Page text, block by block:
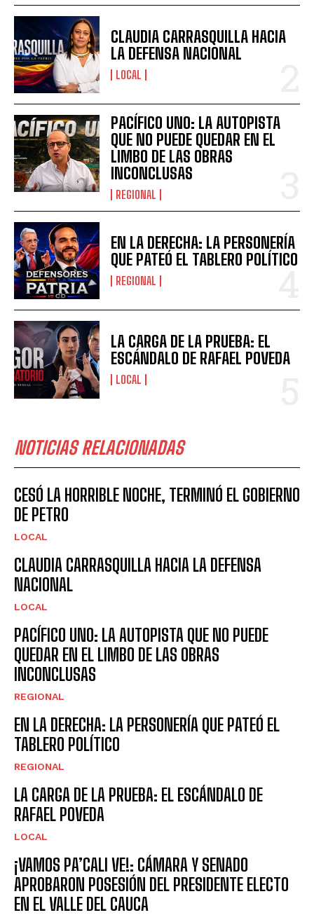
CLAUDIA CARRASQUILLA HACIA
LA DEFENSA NACIONAL
LOCAL
PACÍFICO UNO: LA AUTOPISTA
QUE NO PUEDE QUEDAR EN EL
LIMBO DE LAS OBRAS
INCONCLUSAS
REGIONAL
EN LA DERECHA: LA PERSONERÍA
QUE PATEÓ EL TABLERO POLÍTICO
REGIONAL
LA CARGA DE LA PRUEBA: EL
ESCÁNDALO DE RAFAEL POVEDA
LOCAL
NOTICIAS RELACIONADAS
CESÓ LA HORRIBLE NOCHE, TERMINÓ EL GOBIERNO
DE PETRO
LOCAL
CLAUDIA CARRASQUILLA HACIA LA DEFENSA
NACIONAL
LOCAL
PACÍFICO UNO: LA AUTOPISTA QUE NO PUEDE
QUEDAR EN EL LIMBO DE LAS OBRAS
INCONCLUSAS
REGIONAL
EN LA DERECHA: LA PERSONERÍA QUE PATEÓ EL
TABLERO POLÍTICO
REGIONAL
LA CARGA DE LA PRUEBA: EL ESCÁNDALO DE
RAFAEL POVEDA
LOCAL
¡VAMOS PA’CALI VE!: CÁMARA Y SENADO
APROBARON POSESIÓN DEL PRESIDENTE ELECTO
EN EL VALLE DEL CAUCA